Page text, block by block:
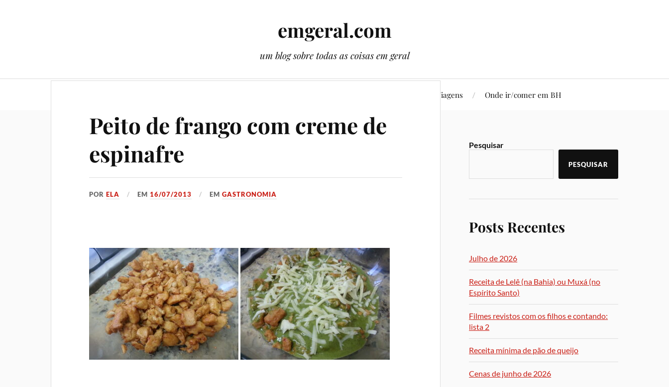
emgeral.com
um blog sobre todas as coisas em geral
Viagens Onde ir/comer em BH
Peito de frango com creme de
espinafre
PORELA EM 16/07/2013 EMGASTRONOMIA
Pesquisar
PESQUISAR
Posts Recentes
Julho de 2026
Receita de Lelê (na Bahia) ou Muxá (no
Espírito Santo)
Filmes revistos com os filhos e contando:
lista 2
Receita mínima de pão de queijo
Cenas de junho de 2026